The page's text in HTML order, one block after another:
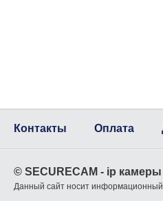
Контакты Оплата
© SECURECAM - ip
Данный сайт носит